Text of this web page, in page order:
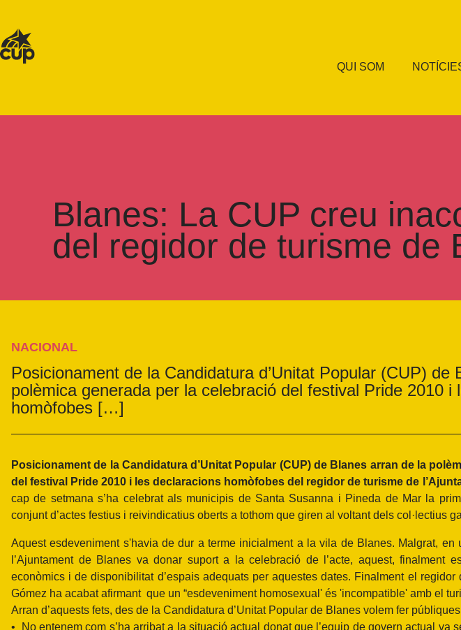
QUI SOM
Blanes: La CUP creu
del regidor de turisme de
NACIONAL
Posicionament de la Candidatura d’Unitat Popular (CUP) de
polèmica generada per la celebració del festival Pride 2010 i
homòfobes […]
Posicionament de la Candidatura d’Unitat Popular (CUP) de Blanes arran de la
del festival Pride 2010 i les declaracions homòfobes del regidor de turisme de
cap de setmana s’ha celebrat als municipis de Santa Susanna i Pineda de Mar la
conjunt d’actes festius i reivindicatius oberts a tothom que giren al voltant dels col·lectius
Aquest esdeveniment s'havia de dur a terme inicialment a la vila de Blanes. Malgrat, en
l’Ajuntament de Blanes va donar suport a la celebració de l’acte, aquest, finalment
econòmics i de disponibilitat d’espais adequats per aquestes dates. Finalment el
Gómez ha acabat afirmant que un “esdeveniment homosexual' és 'incompatible' amb el
Arran d’aquests fets, des de la Candidatura d’Unitat Popular de Blanes volem fer
• No entenem com s’ha arribat a la situació actual donat que l’equip de govern actual va